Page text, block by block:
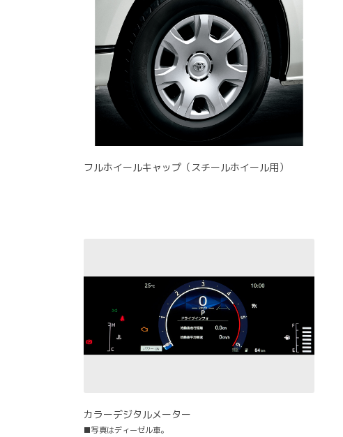
フルホイールキャップ（スチールホイール用）
カラーデジタルメーター
■写真はディーゼル車。